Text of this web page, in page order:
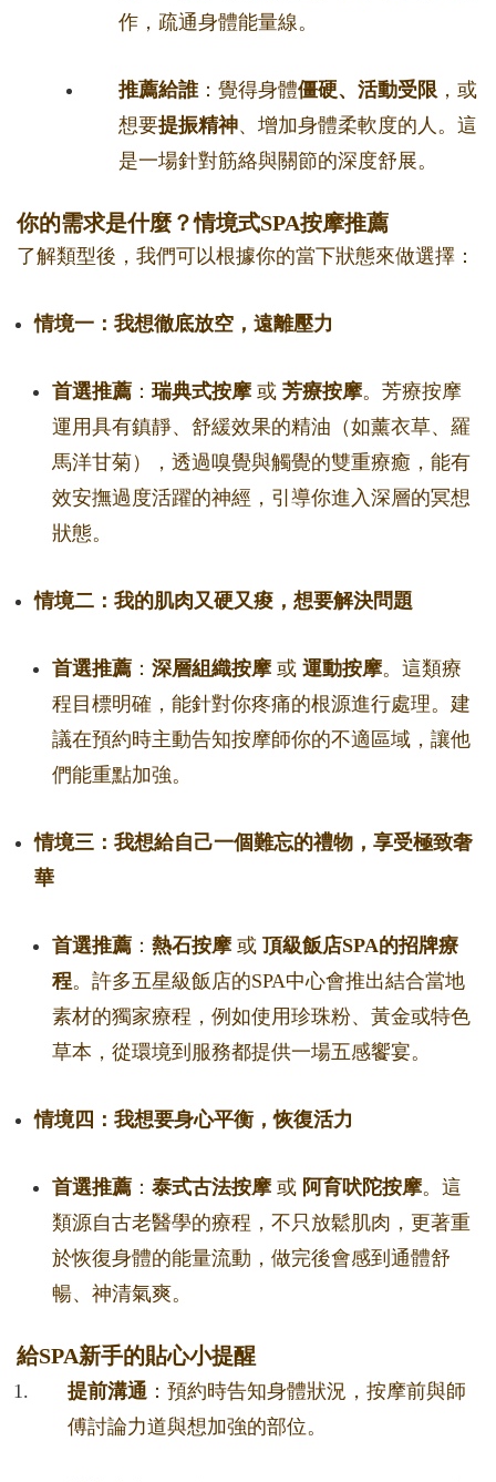
作，疏通身體能量線。
推薦給誰：覺得身體僵硬、活動受限 ，或
想要提振精神、增加身體柔軟度的人。這
是一場針對筋絡與關節的深度舒展。
你的需求是什麼？情境式SPA按摩推薦
了解類型後，我們可以根據你的當下狀態來做選擇：
情境一：我想徹底放空，遠離壓力
首選推薦 ： 瑞典式按摩或 芳療按摩。芳療按摩
運用具有鎮靜、舒緩效果的精油（如薰衣草、羅
馬洋甘菊），透過嗅覺與觸覺的雙重療癒，能有
效安撫過度活躍的神經，引導你進入深層的冥想
狀態。
情境二：我的肌肉又硬又痠，想要解決問題
首選推薦 ： 深層組織按摩或 運動按摩。這類療
程目標明確，能針對你疼痛的根源進行處理。建
議在預約時主動告知按摩師你的不適區域，讓他
們能重點加強。
情境三：我想給自己一個難忘的禮物，享受極致奢
華
首選推薦 ： 熱石按摩或 頂級飯店SPA的招牌療
程。許多五星級飯店的SPA中心會推出結合當地
素材的獨家療程，例如使用珍珠粉、黃金或特色
草本，從環境到服務都提供一場五感饗宴。
情境四：我想要身心平衡，恢復活力
首選推薦 ： 泰式古法按摩或 阿育吠陀按摩。這
類源自古老醫學的療程，不只放鬆肌肉，更著重
於恢復身體的能量流動，做完後會感到通體舒
暢、神清氣爽。
給SPA新手的貼心小提醒
提前溝通 ：預約時告知身體狀況，按摩前與師
傅討論力道與想加強的部位。